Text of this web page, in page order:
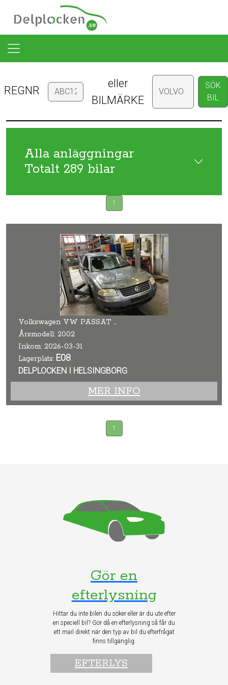
REGNR
eller
BILMÄRKE
SÖK
BIL
Alla anläggningar
Totalt 289 bilar
1
Volkswagen VW PASSAT 01-05
Årsmodell: 2002
Inkom: 2026-03-31
Lagerplats: E08
DELPLOCKEN I HELSINGBORG
MER INFO
1
Gör en
efterlysning
Hittar du inte bilen du söker eller är du ute efter
en speciell bil? Gör då en efterlysning så får du
ett mail direkt när den typ av bil du efterfrågat
finns tillgänglig.
EFTERLYS